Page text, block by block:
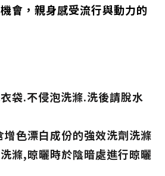
會，親身感受流行與動力的
袋.不侵泡洗滌.洗後請脫水
色漂白成份的強效洗劑洗滌
滌,晾曬時於陰暗處進行晾曬